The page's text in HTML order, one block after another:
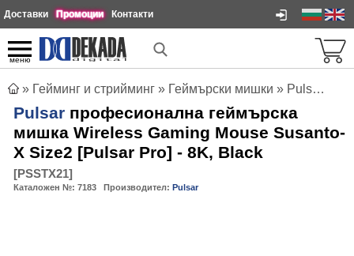
Доставки Промоции Контакти
меню
» Гейминг и стрийминг » Геймърски мишки » Pulsar професионална геймърска мишка Wireless Gaming Mouse Susanto-X Size2 [Pulsar Pro] - 8K, Black
Pulsar професионална геймърска
мишка Wireless Gaming Mouse Susanto-
X Size2 [Pulsar Pro] - 8K, Black
[PSSTX21]
Каталожен №: 7183 Производител: Pulsar